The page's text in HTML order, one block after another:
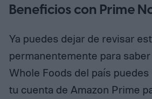
Beneficios con Prime
Ya puedes dejar de revisar
permanentemente para
Whole Foods del país
tu cuenta de Amazon Prime